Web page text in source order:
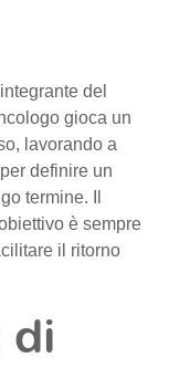
del
gioca un
lavorando a
definire un
termine. Il
è sempre
il ritorno
di